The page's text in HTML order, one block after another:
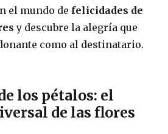
el mundo de felicidades de
y descubre la alegría que
como al destinatario.
los pétalos: el
de las flores